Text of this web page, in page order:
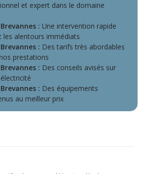
et expert dans le domaine
: Une intervention rapide
les alentours immédiats
: Des tarifs très abordables
prestations
: Des conseils avisés sur
: Des équipements
au meilleur prix